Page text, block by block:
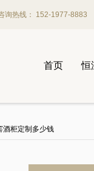
询热线： 152-1977-8883
首页 恒
酒柜定制多少钱